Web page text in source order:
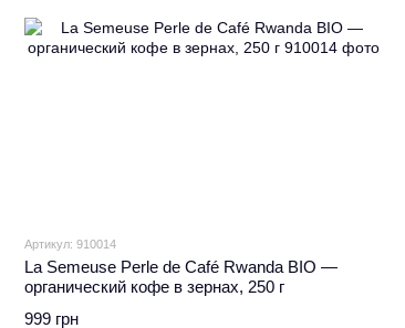
Артикул: 910014
La Semeuse Perle de Café Rwanda BIO —
органический кофе в зернах, 250 г
999 грн